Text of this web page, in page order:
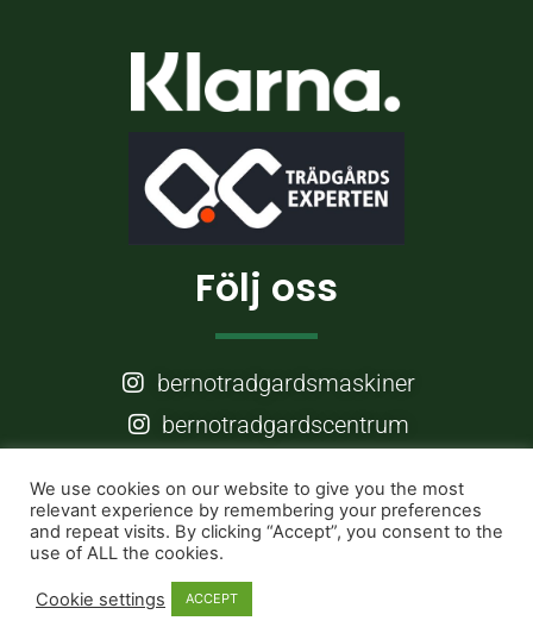
Följ oss
bernotradgardsmaskiner
bernotradgardscentrum
Frågor?
info@berno.nu
We use cookies on our website to give you the most
relevant experience by remembering your preferences
and repeat visits. By clicking “Accept”, you consent to the
use of ALL the cookies.
Cookie settings ACCEPT